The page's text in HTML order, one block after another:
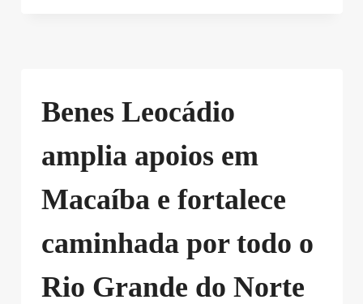
Benes Leocádio
amplia apoios em
Macaíba e fortalece
caminhada por todo o
Rio Grande do Norte